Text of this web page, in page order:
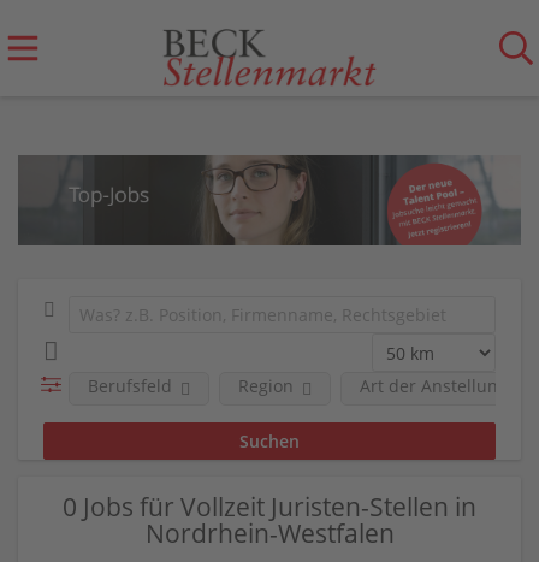
Berufsfeld Region Art der Anstellung
0 Jobs für Vollzeit Juristen-Stellen in
Nordrhein-Westfalen